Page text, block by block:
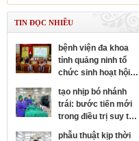
sở
TIN ĐỌC NHIỀU
bệnh viện đa khoa
tỉnh quảng ninh tổ
chức sinh hoạt hội
đồng người bệnh
cấp bệnh viện
tạo nhịp bó nhánh
trái: bước tiến mới
trong điều trị suy tim
và rối loạn nhịp tim
phẫu thuật kịp thời